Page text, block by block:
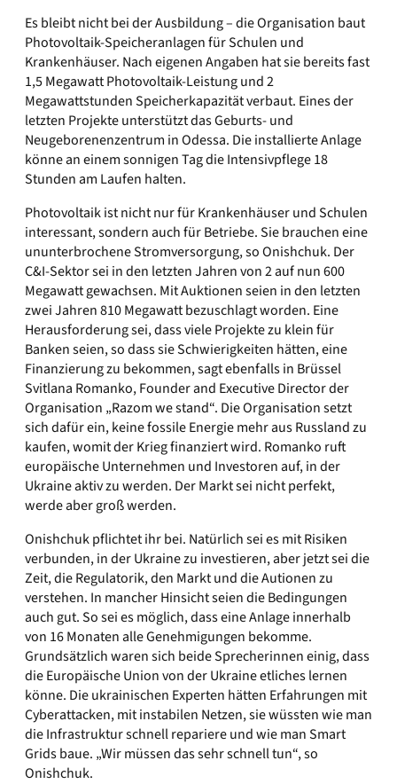
Es bleibt nicht bei der Ausbildung – die Organisation baut
Photovoltaik-Speicheranlagen für Schulen und
Krankenhäuser. Nach eigenen Angaben hat sie bereits fast
1,5 Megawatt Photovoltaik-Leistung und 2
Megawattstunden Speicherkapazität verbaut. Eines der
letzten Projekte unterstützt das Geburts- und
Neugeborenenzentrum in Odessa. Die installierte Anlage
könne an einem sonnigen Tag die Intensivpflege 18
Stunden am Laufen halten.
Photovoltaik ist nicht nur für Krankenhäuser und Schulen
interessant, sondern auch für Betriebe. Sie brauchen eine
ununterbrochene Stromversorgung, so Onishchuk. Der
C&I-Sektor sei in den letzten Jahren von 2 auf nun 600
Megawatt gewachsen. Mit Auktionen seien in den letzten
zwei Jahren 810 Megawatt bezuschlagt worden. Eine
Herausforderung sei, dass viele Projekte zu klein für
Banken seien, so dass sie Schwierigkeiten hätten, eine
Finanzierung zu bekommen, sagt ebenfalls in Brüssel
Svitlana Romanko, Founder and Executive Director der
Organisation „Razom we stand“. Die Organisation setzt
sich dafür ein, keine fossile Energie mehr aus Russland zu
kaufen, womit der Krieg finanziert wird. Romanko ruft
europäische Unternehmen und Investoren auf, in der
Ukraine aktiv zu werden. Der Markt sei nicht perfekt,
werde aber groß werden.
Onishchuk pflichtet ihr bei. Natürlich sei es mit Risiken
verbunden, in der Ukraine zu investieren, aber jetzt sei die
Zeit, die Regulatorik, den Markt und die Autionen zu
verstehen. In mancher Hinsicht seien die Bedingungen
auch gut. So sei es möglich, dass eine Anlage innerhalb
von 16 Monaten alle Genehmigungen bekomme.
Grundsätzlich waren sich beide Sprecherinnen einig, dass
die Europäische Union von der Ukraine etliches lernen
könne. Die ukrainischen Experten hätten Erfahrungen mit
Cyberattacken, mit instabilen Netzen, sie wüssten wie man
die Infrastruktur schnell repariere und wie man Smart
Grids baue. „Wir müssen das sehr schnell tun“, so
Onishchuk.